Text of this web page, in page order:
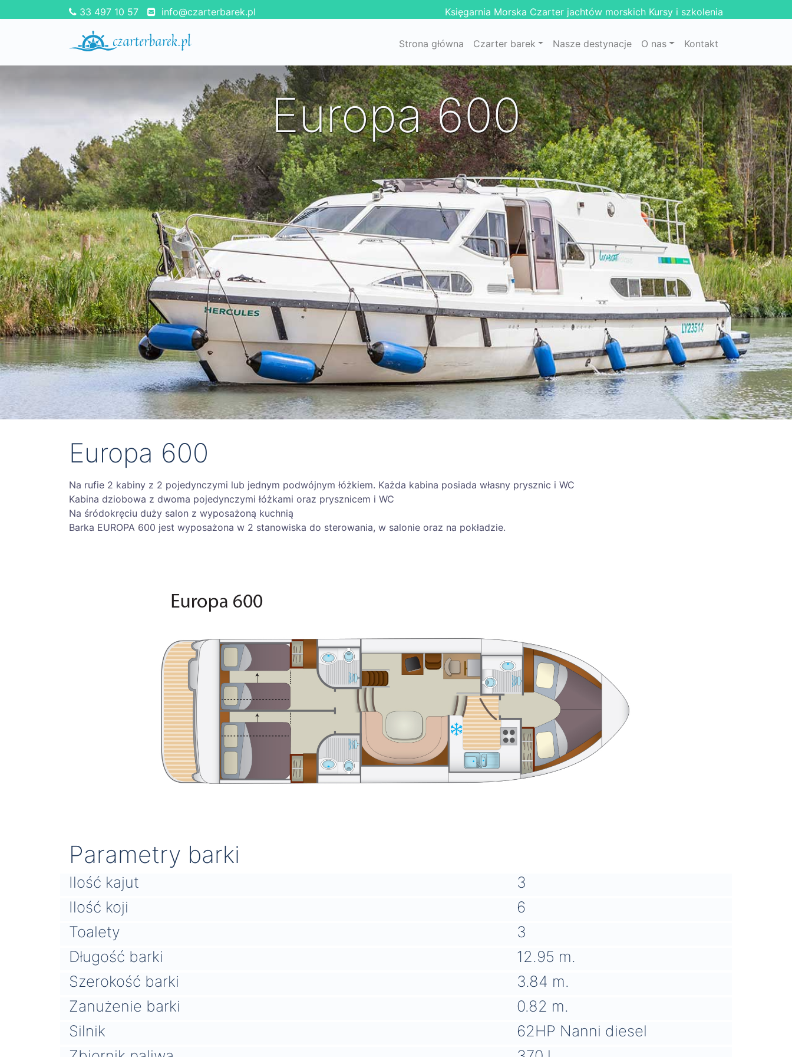
33 497 10 57 info@czarterbarek.pl Księgarnia Morska Czarter jachtów morskich Kursy i szkolenia
Strona główna Czarter barek Nasze destynacje O nas Kontakt
Europa 600
Europa 600
Na rufie 2 kabiny z 2 pojedynczymi lub jednym podwójnym łóżkiem. Każda kabina posiada własny prysznic i WC
Kabina dziobowa z dwoma pojedynczymi łóżkami oraz prysznicem i WC
Na śródokręciu duży salon z wyposażoną kuchnią
Barka EUROPA 600 jest wyposażona w 2 stanowiska do sterowania, w salonie oraz na pokładzie.
Parametry barki
Ilość kajut
3
Ilość koji
6
Toalety
3
Długość barki
12.95 m.
Szerokość barki
3.84 m.
Zanużenie barki
0.82 m.
Silnik
62HP Nanni diesel